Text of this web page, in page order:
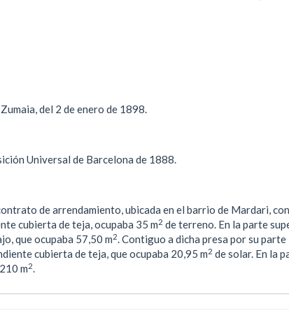
del 2 de enero de 1898.
Universal de Barcelona de 1888.
de arrendamiento, ubicada en el barrio de Mardari,
cubierta de teja, ocupaba 35 m2 de terreno. En la parte
que ocupaba 57,50 m2. Contiguo a dicha presa por su parte
cubierta de teja, que ocupaba 20,95 m2 de solar. En la
m2.